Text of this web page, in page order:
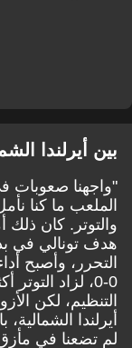
بين أيرلندا
"واجهنا صعوبات
الملعب ما كنا
والتوتر. كان ذلك
هدف تونالي في
التحرر، وأصبح
0-0، لزاد
التنظيم، لكن
أيرلندا
لم تضعنا في مأزق